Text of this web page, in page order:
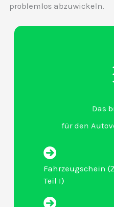
problemlos abzuwickeln.
Das
für den
Fahrzeugschein
Teil I)